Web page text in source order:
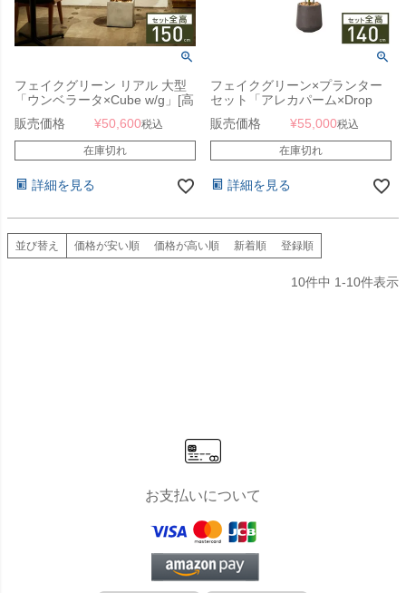
フェイクグリーン リアル 大型
「ウンベラータ×Cube w/g」[高
さ150cm・人工樹木・人工観葉
植物 鉢セット]
販売価格 ¥50,600税込
在庫切れ
詳細を見る
フェイクグリーン×プランター
セット「アレカパーム×Drop
Round w/g」[高さ140cm・人工
樹木・人工観葉植物]
販売価格 ¥55,000税込
在庫切れ
詳細を見る
並び替え 価格が安い順 価格が高い順 新着順 登録順
10件中 1-10件表示
お支払いについて